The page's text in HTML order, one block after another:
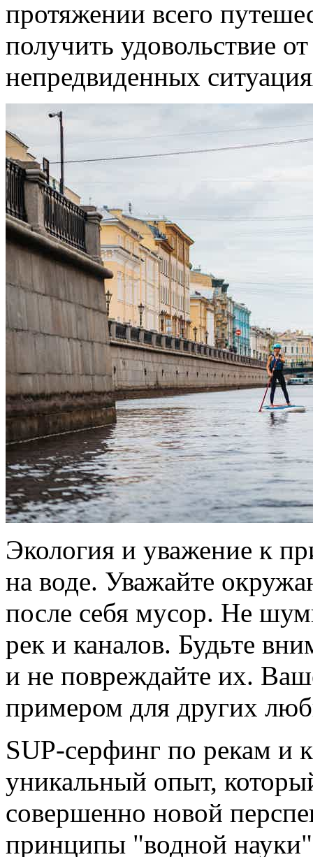
протяжении всего
получить удовольствие
непредвиденных
Экология и уважение к
на воде. Уважайте
после себя мусор. Не
рек и каналов. Будьте
и не повреждайте их.
примером для других
SUP-серфинг по рекам и
уникальный опыт,
совершенно новой
принципы "водной